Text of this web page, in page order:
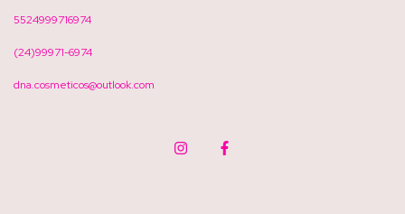
5524999716974
(24)99971-6974
dna.cosmeticos@outlook.com